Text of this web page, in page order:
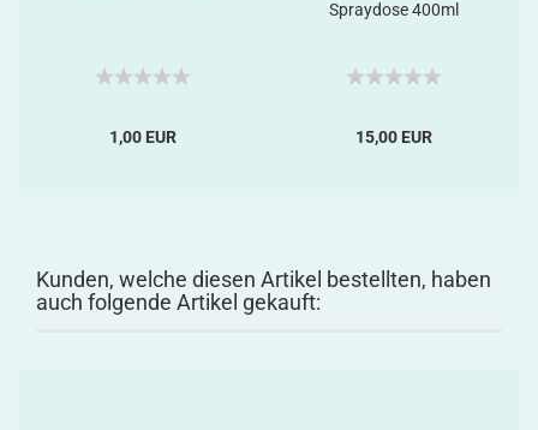
1,00 EUR
Spraydose 400ml
15,00 EUR
Kunden, welche diesen Artikel bestellten, haben
auch folgende Artikel gekauft: